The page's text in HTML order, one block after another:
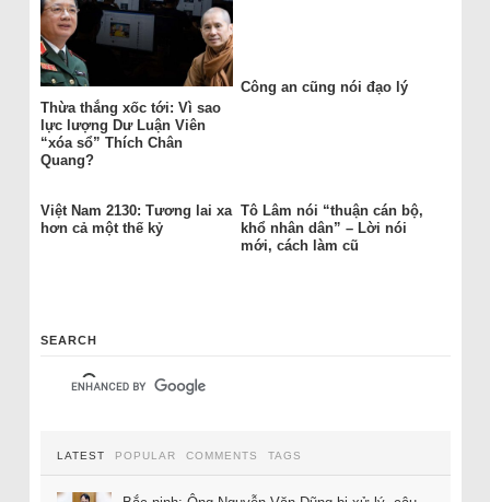
Thừa thắng xốc tới: Vì sao
lực lượng Dư Luận Viên
“xóa sổ” Thích Chân
Quang?
Công an cũng nói đạo lý
Việt Nam 2130: Tương lai xa
hơn cả một thế kỷ
Tô Lâm nói “thuận cán bộ,
khổ nhân dân” – Lời nói
mới, cách làm cũ
SEARCH
LATEST POPULAR COMMENTS TAGS